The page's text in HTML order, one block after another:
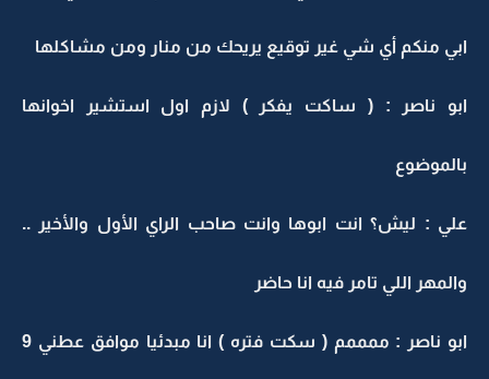
ابي منكم أي شي غير توقيع يريحك من منار ومن مشاكلها
ابو ناصر : ( ساكت يفكر ) لازم اول استشير اخوانها
بالموضوع
علي : ليش؟ انت ابوها وانت صاحب الراي الأول والأخير ..
والمهر اللي تامر فيه انا حاضر
ابو ناصر : ممممم ( سكت فتره ) انا مبدئيا موافق عطني 9